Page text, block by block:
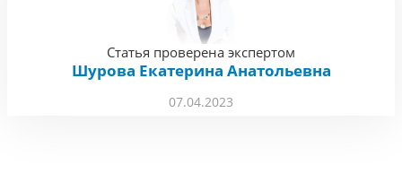
07.04.2023
Статья проверена экспертом
Шурова Екатерина Анатольевна